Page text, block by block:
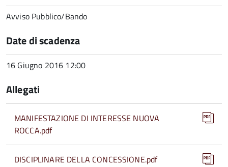
Avviso Pubblico/Bando
Date di scadenza
16 Giugno 2016 12:00
Allegati
MANIFESTAZIONE DI INTERESSE NUOVA
ROCCA.pdf
DISCIPLINARE DELLA CONCESSIONE.pdf